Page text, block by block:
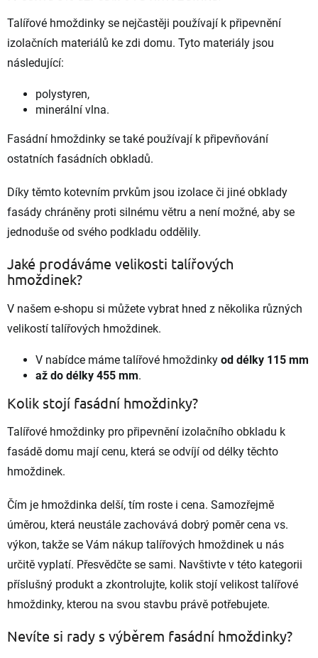
á
d
a
c
v
s
u
Talířové hmoždinky se nejčastěji používají k připevnění
izolačních materiálů ke zdi domu. Tyto materiály jsou
následující:
polystyren,
minerální vlna.
Fasádní hmoždinky se také používají k připevňování
ostatních fasádních obkladů.
Díky těmto kotevním prvkům jsou izolace či jiné obklady
fasády chráněny proti silnému větru a není možné, aby se
jednoduše od svého podkladu oddělily.
Jaké prodáváme velikosti talířových
hmoždinek?
V našem e-shopu si můžete vybrat hned z několika různých
velikostí talířových hmoždinek.
V nabídce máme talířové hmoždinky od délky 115 mm
až do délky 455 mm.
Kolik stojí fasádní hmoždinky?
Talířové hmoždinky pro připevnění izolačního obkladu k
fasádě domu mají cenu, která se odvíjí od délky těchto
hmoždinek.
Čím je hmoždinka delší, tím roste i cena. Samozřejmě
úměrou, která neustále zachovává dobrý poměr cena vs.
výkon, takže se Vám nákup talířových hmoždinek u nás
určitě vyplatí. Přesvědčte se sami. Navštivte v této kategorii
příslušný produkt a zkontrolujte, kolik stojí velikost talířové
hmoždinky, kterou na svou stavbu právě potřebujete.
Nevíte si rady s výběrem fasádní hmoždinky?